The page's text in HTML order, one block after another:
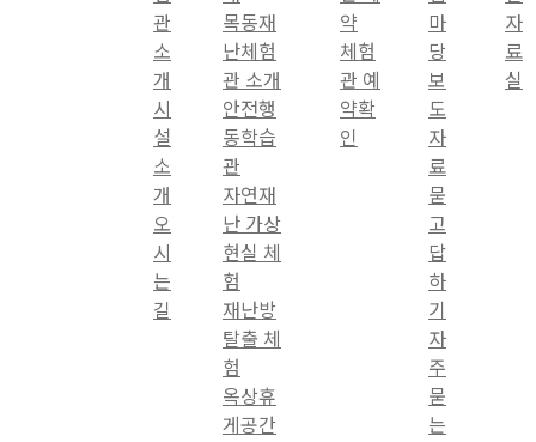
관
소
개
시
설
소
개
오
시
는
길
목동재
난체험
관 소개
안전행
동학습
관
자연재
난 가상
현실 체
험
재난방
탈출 체
험
옥상휴
게공간
약
체험
관 예
약확
인
마
당
보
도
자
료
묻
고
답
하
기
자
주
묻
는
자
료
실